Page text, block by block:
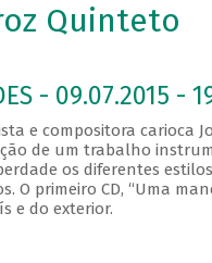
Quinteto
- 09.07.2015 -
e compositora carioca
de um trabalho
os diferentes
O primeiro CD, “Uma
e do exterior.